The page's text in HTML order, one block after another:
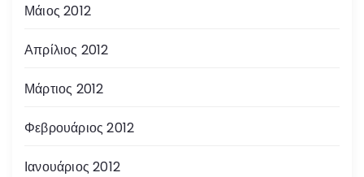
Μάιος 2012
Απρίλιος 2012
Μάρτιος 2012
Φεβρουάριος 2012
Ιανουάριος 2012